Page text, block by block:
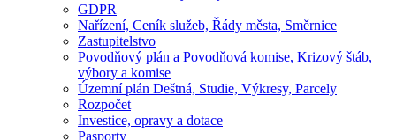
GDPR
Nařízení, Ceník služeb, Řády města, Směrnice
Zastupitelstvo
Povodňový plán a Povodňová komise, Krizový štáb,
výbory a komise
Územní plán Deštná, Studie, Výkresy, Parcely
Rozpočet
Investice, opravy a dotace
Pasporty